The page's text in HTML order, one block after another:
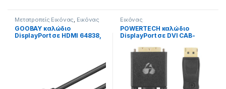
Μετατροπείς Εικόνας Εικόνας
GOOBAY καλώδιο
DisplayPort σε HDMI 64838,
Εικόνας
POWERTECH καλώδιο
DisplayPort σε DVI CAB-
μαύρο